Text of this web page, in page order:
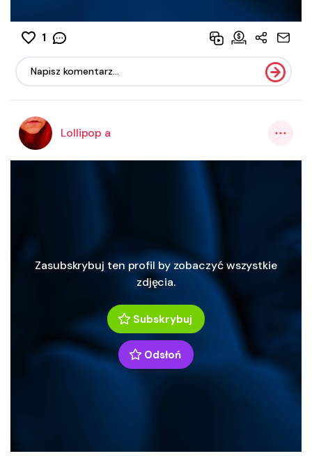
1
Lollipop a
Zasubskrybuj ten profil by zobaczyć wszystkie
zdjęcia.
Subskrybuj
Odsłoń